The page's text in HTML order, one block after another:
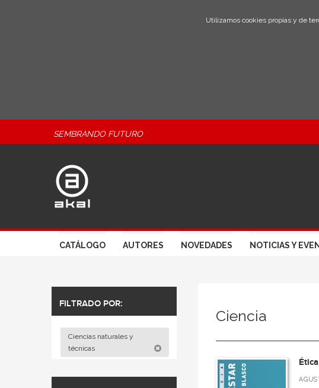
Utilizamos cookies propias y de
SEMBRANDO FUTURO
CATÁLOGO AUTORES NOVEDADES NOTICIAS Y
FILTRADO POR:
Ciencias naturales y
técnicas
Ciencia